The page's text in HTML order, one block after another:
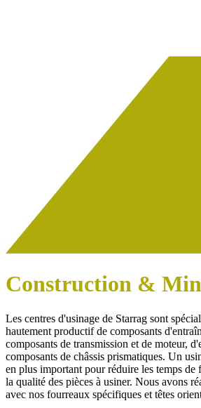
Construction &
Les centres d'usinage de Starrag sont
hautement productif de composants
composants de transmission et de moteur,
composants de châssis prismatiques. Un
en plus important pour réduire les temps de
la qualité des pièces à usiner. Nous avons
avec nos fourreaux spécifiques et têtes